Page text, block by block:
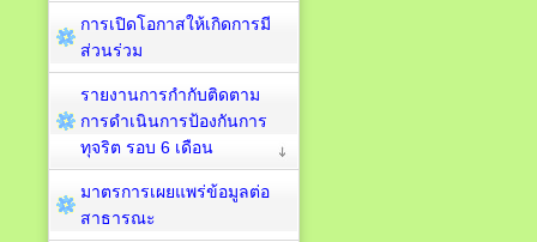
การเปิดโอกาสให้เกิดการมี
ส่วนร่วม
รายงานการกำกับติดตาม
การดำเนินการป้องกันการ
ทุจริต รอบ 6 เดือน
มาตรการเผยแพร่ข้อมูลต่อ
สาธารณะ